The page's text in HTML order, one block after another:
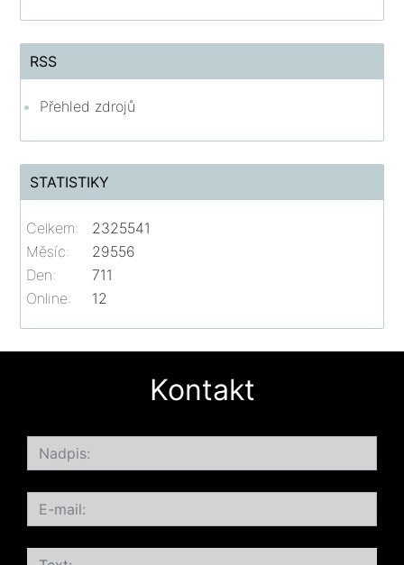
RSS
Přehled zdrojů
STATISTIKY
Online: 12
Celkem:
2325541
Měsíc:
29556
Den:
711
Kontakt